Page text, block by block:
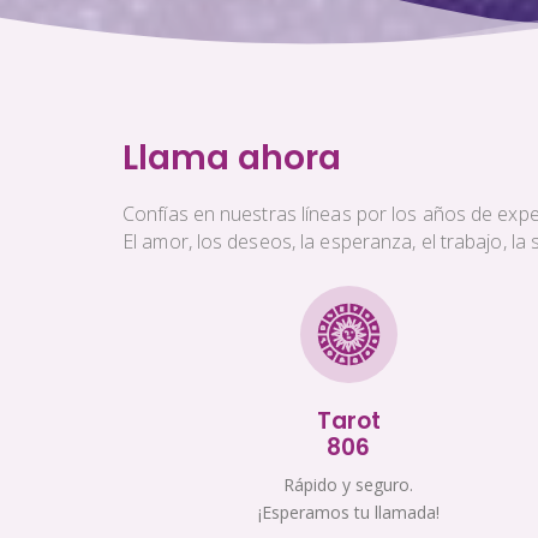
Llama ahora
Confías en nuestras líneas por los años de
El amor, los deseos, la esperanza, el trabajo,
Tarot
806
Rápido y seguro.
¡Esperamos tu llamada!